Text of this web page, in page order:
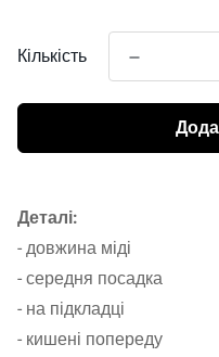
Кількість
Деталі:
- довжина міді
- середня посадка
- на підкладці
- кишені попереду